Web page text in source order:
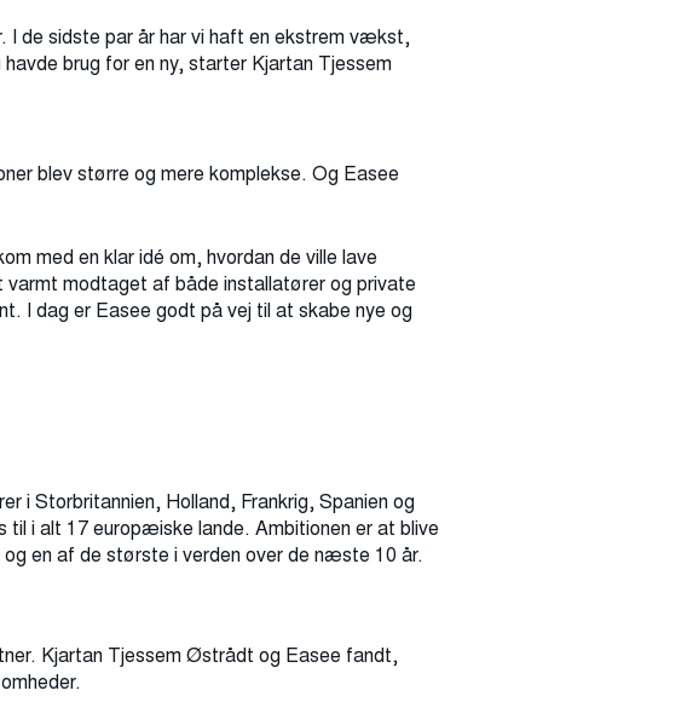
I de sidste par år har vi haft en ekstrem vækst,
brug for en ny, starter Kjartan Tjessem
blev større og mere komplekse. Og Easee
med en klar idé om, hvordan de ville lave
modtaget af både installatører og private
I dag er Easee godt på vej til at skabe nye og
i Storbritannien, Holland, Frankrig, Spanien og
til i alt 17 europæiske lande. Ambitionen er at blive
en af ​​de største i verden over de næste 10 år.
Kjartan Tjessem Østrådt og Easee fandt,